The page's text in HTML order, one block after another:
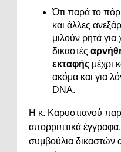
Ότι παρά το
και άλλες
μιλούν ρητά για
δικαστές
εκταφής μέχρι
ακόμα και για
DNA.
Η κ. Καρυστιανού
απορριπτικά
συμβούλια δικαστών